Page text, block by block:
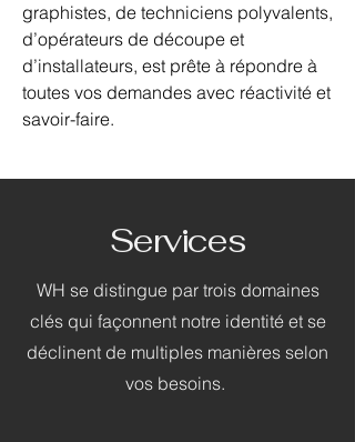
graphistes, de techniciens polyvalents,
d’opérateurs de découpe et
d’installateurs, est prête à répondre à
toutes vos demandes avec réactivité et
savoir-faire.
Services
WH se distingue par trois domaines
clés qui façonnent notre identité et se
déclinent de multiples manières selon
vos besoins.